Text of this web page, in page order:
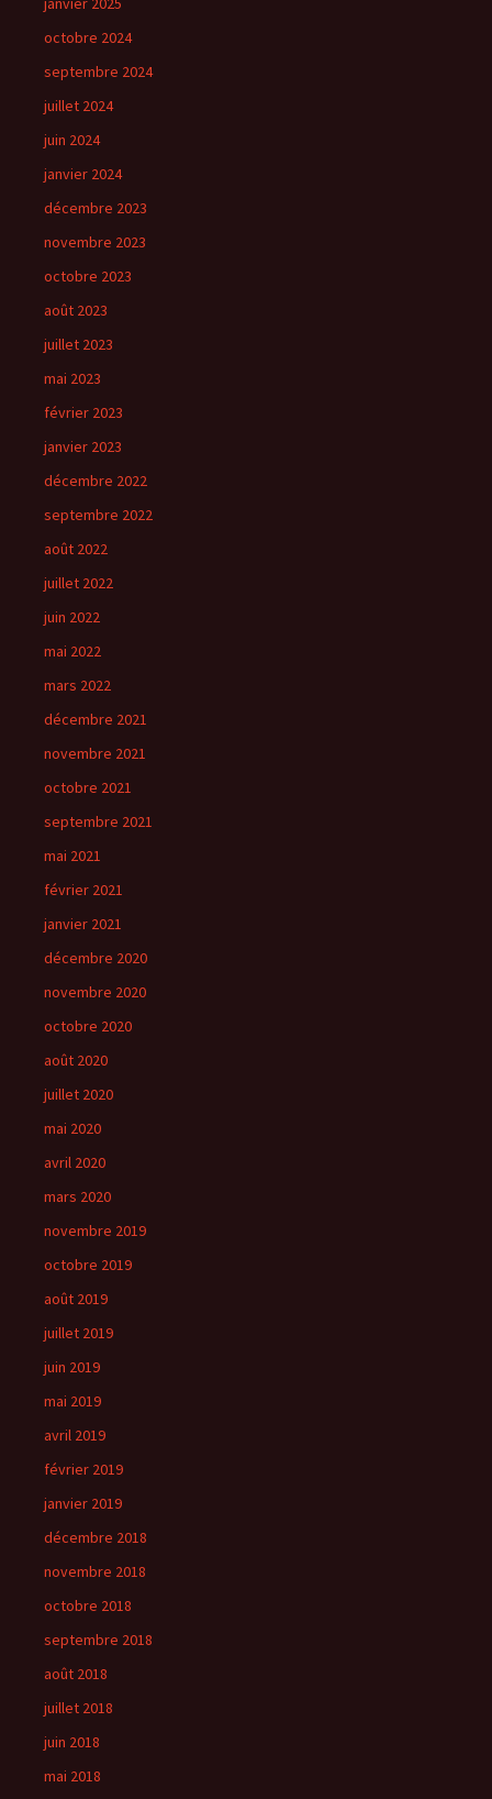
octobre 2024
septembre 2024
juillet 2024
juin 2024
janvier 2024
décembre 2023
novembre 2023
octobre 2023
août 2023
juillet 2023
mai 2023
février 2023
janvier 2023
décembre 2022
septembre 2022
août 2022
juillet 2022
juin 2022
mai 2022
mars 2022
décembre 2021
novembre 2021
octobre 2021
septembre 2021
mai 2021
février 2021
janvier 2021
décembre 2020
novembre 2020
octobre 2020
août 2020
juillet 2020
mai 2020
avril 2020
mars 2020
novembre 2019
octobre 2019
août 2019
juillet 2019
juin 2019
mai 2019
avril 2019
février 2019
janvier 2019
décembre 2018
novembre 2018
octobre 2018
septembre 2018
août 2018
juillet 2018
juin 2018
mai 2018